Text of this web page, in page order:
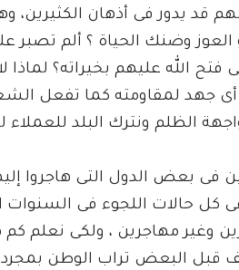
قد يدور فى أذهان الكثيرين،
وضنك الحياة ؟ ألم
فتح الله عليهم بخيراته؟
أى جهد لمقاومته كما تفعل
الظلم ونترك البلد للعملاء
فى بعض الدول التى
حالات اللجوء فى السنوات
وغير مهاجرين ، ولكى نعلم
قبل البعض تراب الوطن